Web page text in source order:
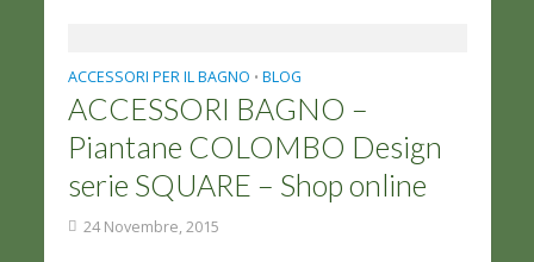
ACCESSORI PER IL BAGNO • BLOG
ACCESSORI BAGNO –
Piantane COLOMBO Design
serie SQUARE – Shop online
24 Novembre, 2015